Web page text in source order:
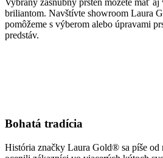
briliantom. Navštívte showroom Laura
pomôžeme s výberom alebo úpravami
predstáv.
Bohatá tradícia
História značky Laura Gold® sa píše od